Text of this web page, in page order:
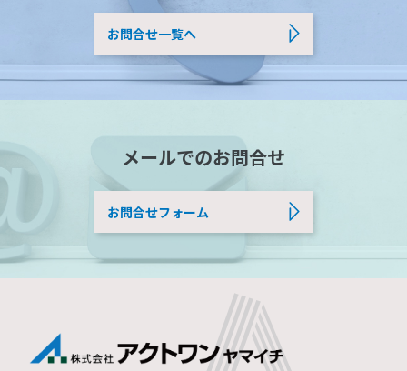
お問合せ一覧へ
メールでのお問合せ
お問合せフォーム